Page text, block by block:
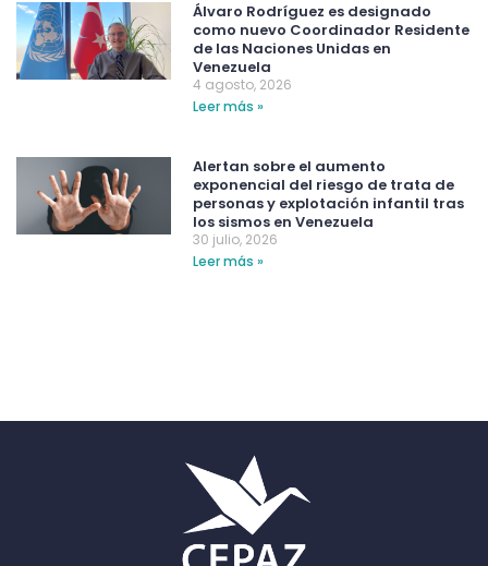
Álvaro Rodríguez es designado
como nuevo Coordinador Residente
de las Naciones Unidas en
Venezuela
4 agosto, 2026
Leer más »
Alertan sobre el aumento
exponencial del riesgo de trata de
personas y explotación infantil tras
los sismos en Venezuela
30 julio, 2026
Leer más »